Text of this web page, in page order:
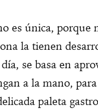
es única, porque
la tienen
se basa en
a la mano,
paleta